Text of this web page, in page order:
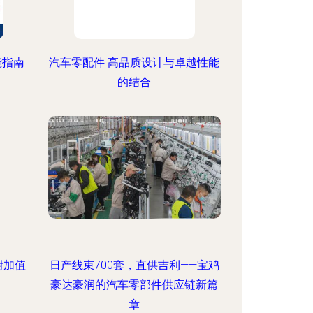
南
汽车零配件 高品质设计与卓越性能
的结合
加值
日产线束700套，直供吉利——宝鸡
豪达豪润的汽车零部件供应链新篇
章